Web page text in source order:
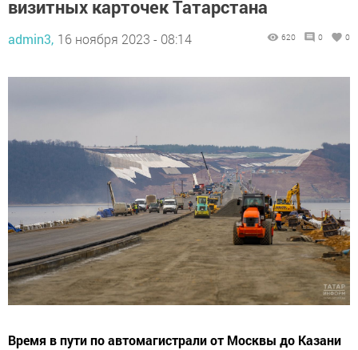
визитных карточек Татарстана
admin3, 16 ноября 2023 - 08:14 620 0 0
Время в пути по автомагистрали от Москвы до Казани